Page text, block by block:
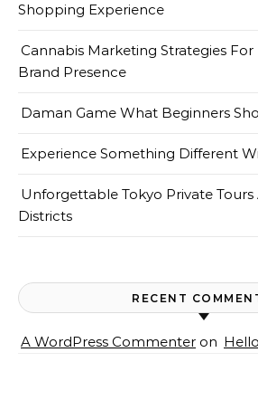
Shopping Experience
Cannabis Marketing Strategies
Brand Presence
Daman Game What Beginners
Experience Something Different
Unforgettable Tokyo Private Tours
Districts
RECENT
A WordPress Commenter on